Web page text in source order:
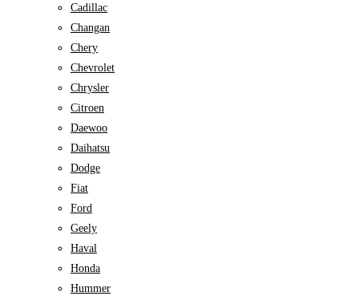
Cadillac
Changan
Chery
Chevrolet
Chrysler
Citroen
Daewoo
Daihatsu
Dodge
Fiat
Ford
Geely
Haval
Honda
Hummer